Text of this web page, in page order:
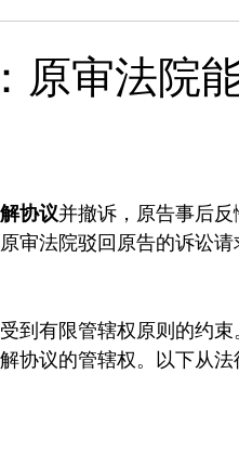
原审法院
协议并撤诉，原告事后
审法院驳回原告的诉讼
到有限管辖权原则的约
协议的管辖权。以下从